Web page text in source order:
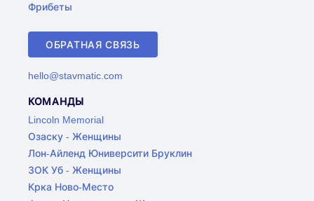
Фрибеты
ОБРАТНАЯ СВЯЗЬ
hello@stavmatic.com
КОМАНДЫ
Lincoln Memorial
Озаску - Женщины
Лон-Айленд Юниверсити Бруклин
ЗОК Уб - Женщины
Крка Ново-Место